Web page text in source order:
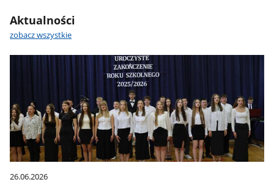
Aktualności
zobacz wszystkie
26.06.2026